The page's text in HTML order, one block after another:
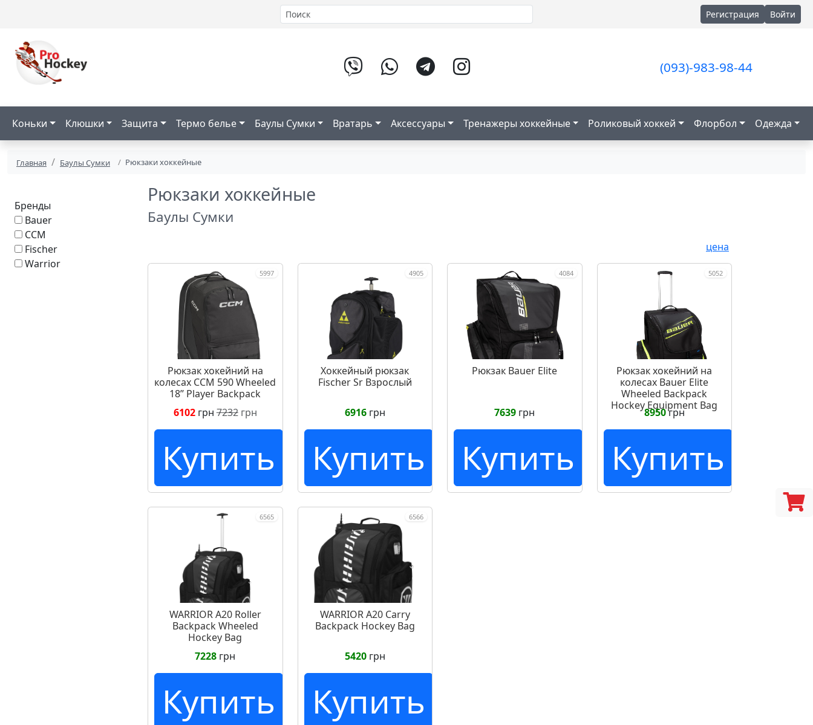
Регистрация Войти
(093)-983-98-44
Коньки Клюшки Защита Термо белье Баулы Сумки Вратарь Аксессуары Тренажеры хоккейные Роликовый хоккей Флорбол Одежда
Главная Баулы Сумки Рюкзаки хоккейные
Бренды
Bauer
CCM
Fischer
Warrior
Рюкзаки хоккейные
Баулы Сумки
цена
5997
Рюкзак хокейний на
колесах CCM 590 Wheeled
18ʼʼ Player Backpack
6102грн7232грн
Купить
4905
Хоккейный рюкзак
Fischer Sr Взрослый
6916грн
Купить
4084
Рюкзак Bauer Elite
7639 грн
Купить
5052
Рюкзак хокейний на
колесах Bauer Elite
Wheeled Backpack
Hockey Equipment Bag
8950грн
Купить
6565
WARRIOR A20 Roller
Backpack Wheeled
Hockey Bag
7228 грн
Купить
6566
WARRIOR A20 Carry
Backpack Hockey Bag
5420грн
Купить